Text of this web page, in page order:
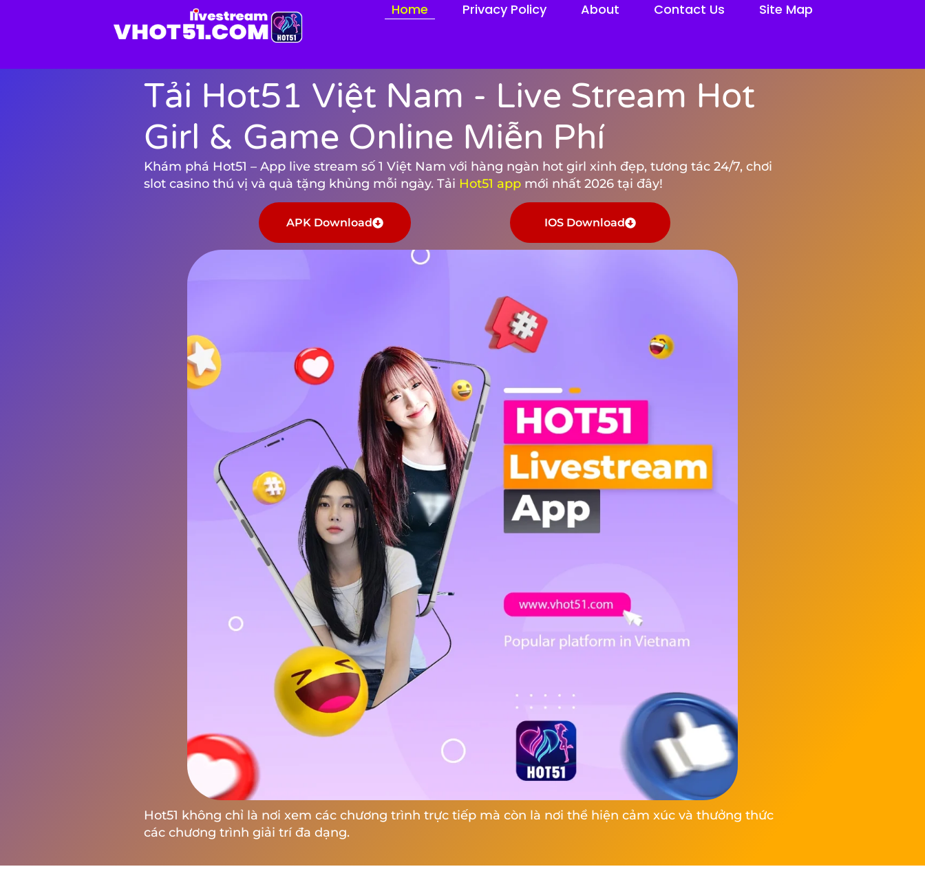
Home Privacy Policy About Contact Us Site Map
Tải Hot51 Việt Nam - Live Stream Hot
Girl & Game Online Miễn Phí
Khám phá Hot51 – App live stream số 1 Việt Nam với hàng ngàn hot girl xinh đẹp, tương tác 24/7, chơi
slot casino thú vị và quà tặng khủng mỗi ngày. Tải Hot51 appmới nhất 2026 tại đây!
APK Download IOS Download
Hot51 không chỉ là nơi xem các chương trình trực tiếp mà còn là nơi thể hiện cảm xúc và thưởng thức
các chương trình giải trí đa dạng.